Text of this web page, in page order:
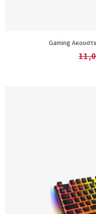
Gaming